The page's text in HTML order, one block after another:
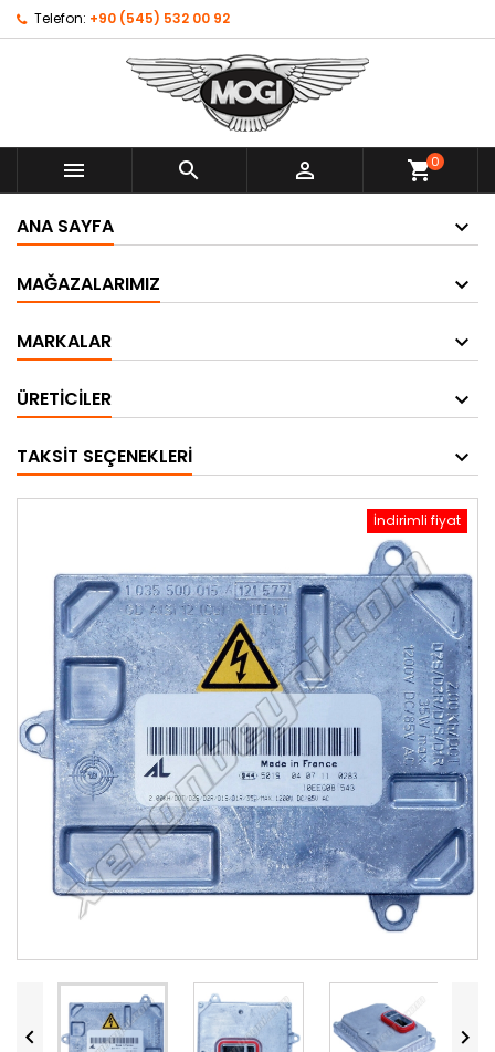
Telefon: +90 (545) 532 00 92
   shopping_cart0
ANA SAYFA
MAĞAZALARIMIZ
MARKALAR
ÜRETICILER
TAKSIT SEÇENEKLERI
İndirimli fiyat
 